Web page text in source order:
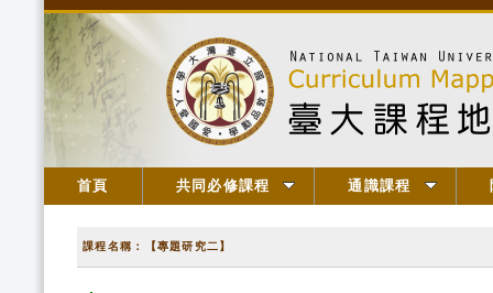
首頁 共同必修課程 通識課程
課程名稱：【專題研究二】